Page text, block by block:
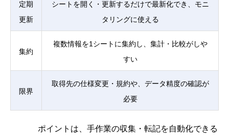
定期
更新
シートを開く・更新するだけで最新化でき、モニ
タリングに使える
集約
複数情報を1シートに集約し、集計・比較がしや
すい
限界
取得先の仕様変更・規約や、データ精度の確認が
必要
ポイントは、手作業の収集・転記を自動化できる